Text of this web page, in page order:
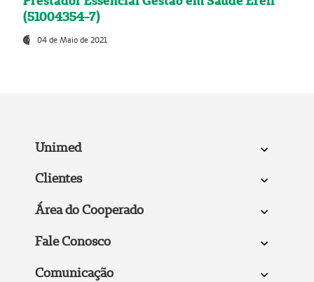
(51004354-7)
04 de Maio de 2021
Unimed
Clientes
Área do Cooperado
Fale Conosco
Comunicação